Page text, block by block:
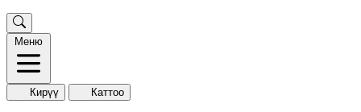
Меню
Кирүү Каттоо